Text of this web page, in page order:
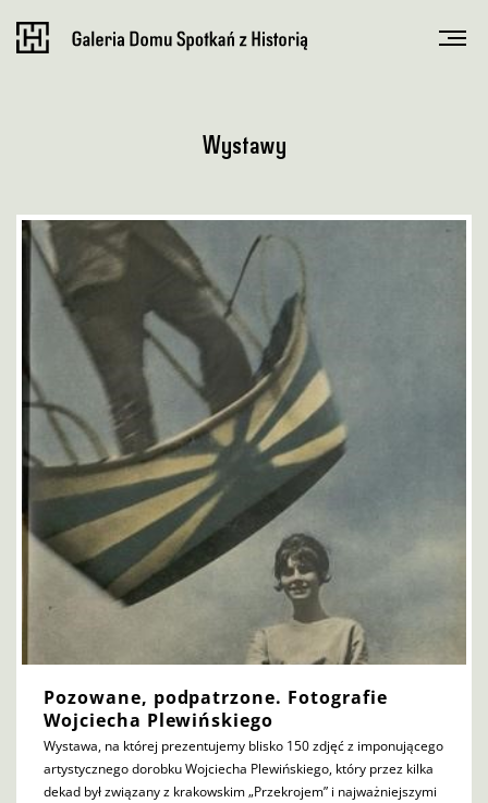
Wystawy
Pozowane, podpatrzone. Fotografie
Wojciecha Plewińskiego
Wystawa, na której prezentujemy blisko 150 zdjęć z imponującego
artystycznego dorobku Wojciecha Plewińskiego, który przez kilka
dekad był związany z krakowskim „Przekrojem” i najważniejszymi